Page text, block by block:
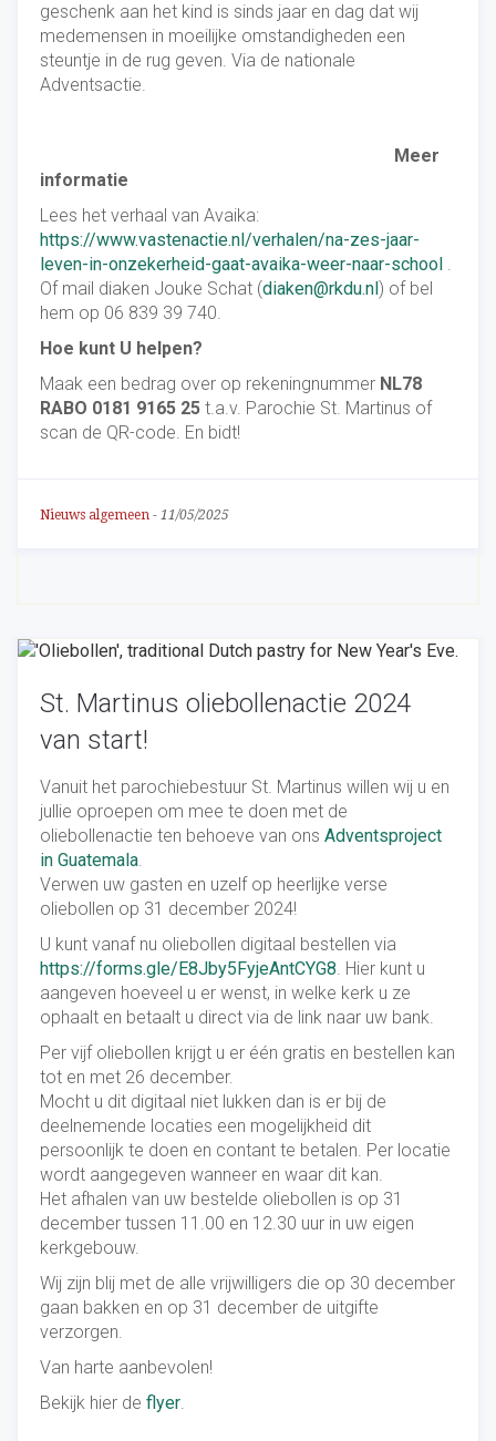
geschenk aan het kind is sinds jaar en dag dat wij
medemensen in moeilijke omstandigheden een
steuntje in de rug geven. Via de nationale
Adventsactie.
Meer
informatie
Lees het verhaal van Avaika:
https://www.vastenactie.nl/verhalen/na-zes-jaar-
leven-in-onzekerheid-gaat-avaika-weer-naar-school .
Of mail diaken Jouke Schat (diaken@rkdu.nl) of bel
hem op 06 839 39 740.
Hoe kunt U helpen?
Maak een bedrag over op rekeningnummer NL78
RABO 0181 9165 25 t.a.v. Parochie St. Martinus of
scan de QR-code. En bidt!
Nieuws algemeen - 11/05/2025
St. Martinus oliebollenactie 2024
van start!
Vanuit het parochiebestuur St. Martinus willen wij u en
jullie oproepen om mee te doen met de
oliebollenactie ten behoeve van ons Adventsproject
in Guatemala.
Verwen uw gasten en uzelf op heerlijke verse
oliebollen op 31 december 2024!
U kunt vanaf nu oliebollen digitaal bestellen via
https://forms.gle/E8Jby5FyjeAntCYG8. Hier kunt u
aangeven hoeveel u er wenst, in welke kerk u ze
ophaalt en betaalt u direct via de link naar uw bank.
Per vijf oliebollen krijgt u er één gratis en bestellen kan
tot en met 26 december.
Mocht u dit digitaal niet lukken dan is er bij de
deelnemende locaties een mogelijkheid dit
persoonlijk te doen en contant te betalen. Per locatie
wordt aangegeven wanneer en waar dit kan.
Het afhalen van uw bestelde oliebollen is op 31
december tussen 11.00 en 12.30 uur in uw eigen
kerkgebouw.
Wij zijn blij met de alle vrijwilligers die op 30 december
gaan bakken en op 31 december de uitgifte
verzorgen.
Van harte aanbevolen!
Bekijk hier de flyer.